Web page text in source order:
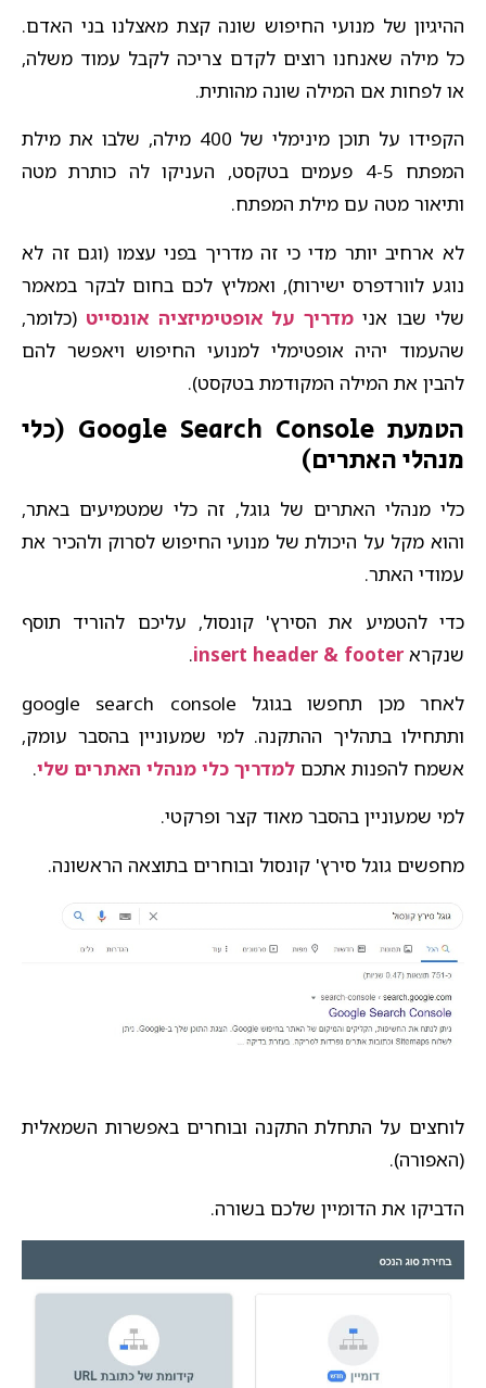
ההיגיון של מנועי החיפוש שונה קצת מאצלנו בני האדם.
כל מילה שאנחנו רוצים לקדם צריכה לקבל עמוד משלה,
או לפחות אם המילה שונה מהותית.
הקפידו על תוכן מינימלי של 400 מילה, שלבו את מילת
המפתח 4-5 פעמים בטקסט, העניקו לה כותרת מטה
ותיאור מטה עם מילת המפתח.
לא ארחיב יותר מדי כי זה מדריך בפני עצמו (וגם זה לא
נוגע לוורדפרס ישירות), ואמליץ לכם בחום לבקר במאמר
שלי שבו אנימדריך על אופטימיזציה אונסייט (כלומר,
שהעמוד יהיה אופטימלי למנועי החיפוש ויאפשר להם
להבין את המילה המקודמת בטקסט).
הטמעת Google Search Console (כלי
מנהלי האתרים)
כלי מנהלי האתרים של גוגל, זה כלי שמטמיעים באתר,
והוא מקל על היכולת של מנועי החיפוש לסרוק ולהכיר את
עמודי האתר.
כדי להטמיע את הסירץ' קונסול, עליכם להוריד תוסף
שנקרא insert header & footer
.
לאחר מכן תחפשו בגוגל google search console
ותתחילו בתהליך ההתקנה. למי שמעוניין בהסבר עומק,
אשמח להפנות אתכם למדריך כלי מנהלי האתרים שלי.
למי שמעוניין בהסבר מאוד קצר ופרקטי.
מחפשים גוגל סירץ' קונסול ובוחרים בתוצאה הראשונה.
לוחצים על התחלת התקנה ובוחרים באפשרות השמאלית
(האפורה).
הדביקו את הדומיין שלכם בשורה.